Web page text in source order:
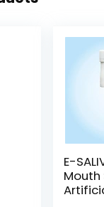
E-
Mouth